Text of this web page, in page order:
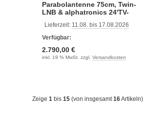
Parabolantenne 75cm, Twin-
LNB & alphatronics 24'TV-
Lieferzeit: 11.08. bis 17.08.2026
Verfügbar:
2.790,00 €
inkl. 19 % MwSt. zzgl. Versandkosten
Zeige 1 bis 15 (von insgesamt 16Artikeln)